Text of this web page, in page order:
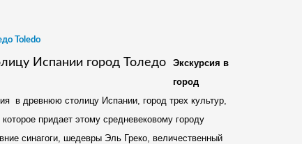
Toledo
Экскурсия в
город
в древнюю столицу Испании, город трех культур,
придает этому средневековому городу
синагоги, шедевры Эль Греко, величественный